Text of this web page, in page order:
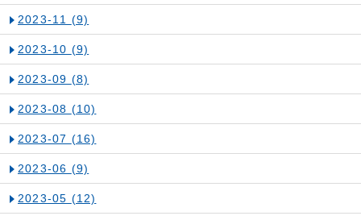
2023-11 (9)
2023-10 (9)
2023-09 (8)
2023-08 (10)
2023-07 (16)
2023-06 (9)
2023-05 (12)